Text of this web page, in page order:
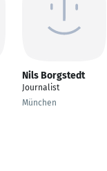
Nils Borgstedt
Journalist
München